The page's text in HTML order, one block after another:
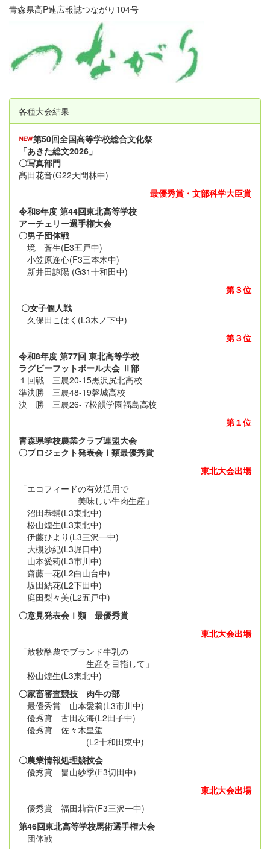
青森県高P連広報誌つながり104号
各種大会結果
第50回全国高等学校総合文化祭
「あきた総文2026」
〇写真部門
髙田花音(G22天間林中)
最優秀賞・文部科学大臣賞
令和8年度 第44回東北高等学校
アーチェリー選手権大会
〇男子団体戦
境 蒼生(E3五戸中)
小笠原逢心(F3三本木中)
新井田諒陽 (G31十和田中)
第３位
〇女子個人戦
久保田こはく(L3木ノ下中)
第３位
令和8年度 第77回 東北高等学校
ラグビーフットボール大会 Ⅱ部
１回戦 三農20-15黒沢尻北高校
準決勝 三農48-19磐城高校
決 勝 三農26- 7松韻学園福島高校
第１位
青森県学校農業クラブ連盟大会
〇プロジェクト発表会Ⅰ類最優秀賞
東北大会出場
「エコフィードの有効活用で
美味しい牛肉生産」
沼田恭輔(L3東北中)
松山煌生(L3東北中)
伊藤ひより(L3三沢一中)
大槻沙紀(L3堀口中)
山本愛莉(L3市川中)
齋藤一花(L2白山台中)
坂田結花(L2下田中)
庭田梨々美(L2五戸中)
〇意見発表会Ⅰ類 最優秀賞
東北大会出場
「放牧酪農でブランド牛乳の
生産を目指して」
松山煌生(L3東北中)
〇家畜審査競技 肉牛の部
最優秀賞 山本愛莉(L3市川中)
優秀賞 古田友海(L2田子中)
優秀賞 佐々木皇駕
(L2十和田東中)
〇農業情報処理競技会
優秀賞 畠山紗季(F3切田中)
東北大会出場
優秀賞 福田莉音(F3三沢一中)
第46回東北高等学校馬術選手権大会
団体戦